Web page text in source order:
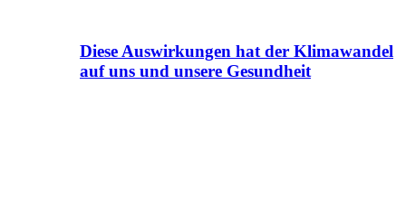
Diese Auswirkungen hat der Klimawandel
auf uns und unsere Gesundheit